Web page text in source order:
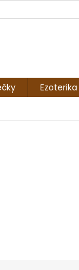
Ezoterika